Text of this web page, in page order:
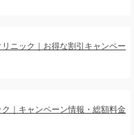
リニック｜お得な割引キャンペー
｜キャンペーン情報・総額料金